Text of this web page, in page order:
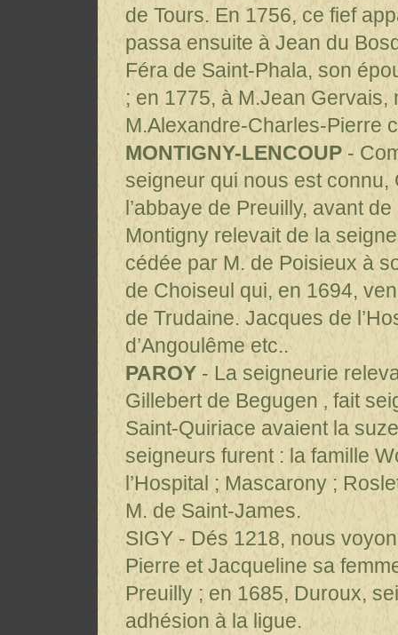
de Tours. En 1756, ce fief
passa ensuite à Jean du
Féra de Saint-Phala, son
; en 1775, à M.Jean
M.Alexandre-Charles-Pierre
MONTIGNY-LENCOUP -
seigneur qui nous est
l’abbaye de Preuilly, avant
Montigny relevait de la
cédée par M. de Poisieux à
de Choiseul qui, en 1694,
de Trudaine. Jacques de
d’Angoulême etc..
PAROY - La seigneurie
Gillebert de Begugen ‚ fait
Saint-Quiriace avaient la
seigneurs furent : la famille
l’Hospital ; Mascarony ;
M. de Saint-James.
SIGY - Dés 1218, nous
Pierre et Jacqueline sa
Preuilly ; en 1685, Duroux,
adhésion à la ligue.